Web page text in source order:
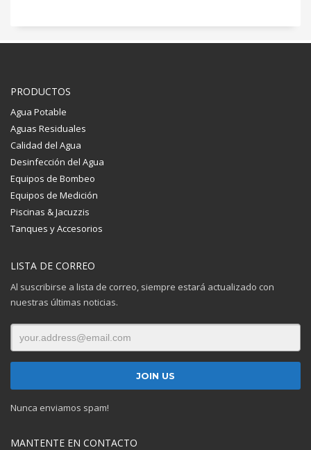
PRODUCTOS
Agua Potable
Aguas Residuales
Calidad del Agua
Desinfección del Agua
Equipos de Bombeo
Equipos de Medición
Piscinas & Jacuzzis
Tanques y Accesorios
LISTA DE CORREO
Al suscribirse a lista de correo, siempre estará actualizado con
nuestras últimas noticias.
Nunca enviamos spam!
MANTENTE EN CONTACTO